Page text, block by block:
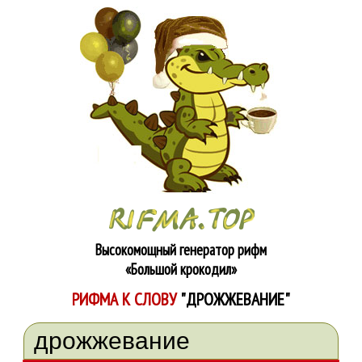
Высокомощный генератор рифм
«Большой крокодил»
РИФМА К СЛОВУ"ДРОЖЖЕВАНИЕ"